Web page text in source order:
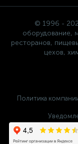
© 1996 -
оборудование,
ресторанов,
цехов,
Политика